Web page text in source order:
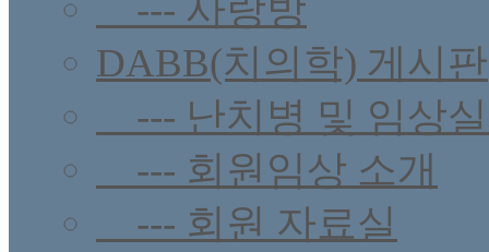
DABB(치의학) 게시판
--- 난치병 및 임상
--- 회원임상 소개
--- 회원 자료실